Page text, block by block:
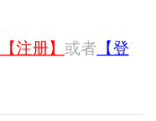
【注册】 或者 【登